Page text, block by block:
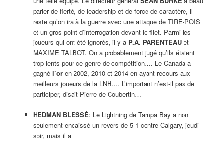
parler de fierté, de leadership et de force de caractère, il
reste qu’on ira à la guerre avec une attaque de TIRE-POIS
et un gros point d’interrogation devant le filet. Parmi les
joueurs qui ont été ignorés, il y a P.A. PARENTEAUet
MAXIME TALBOT. On a probablement jugé qu’ils étaient
trop lents pour ce genre de compétition…. Le Canada a
gagné l’oren 2002, 2010 et 2014 en ayant recours aux
meilleurs joueurs de la LNH…. L’important n’est-il pas de
participer, disait Pierre de Coubertin…
HEDMAN BLESSÉ: Le Lightning de Tampa Bay a non
seulement encaissé un revers de 5-1 contre Calgary, jeudi
soir, mais il a